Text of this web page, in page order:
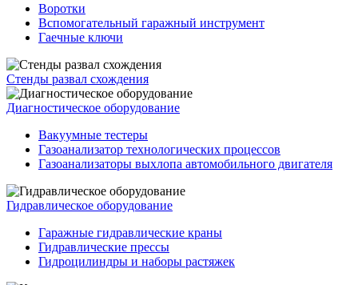
Воротки
Вспомогательный гаражный инструмент
Гаечные ключи
Стенды развал схождения
Диагностическое оборудование
Вакуумные тестеры
Газоанализатор технологических процессов
Газоанализаторы выхлопа автомобильного двигателя
Гидравлическое оборудование
Гаражные гидравлические краны
Гидравлические прессы
Гидроцилиндры и наборы растяжек